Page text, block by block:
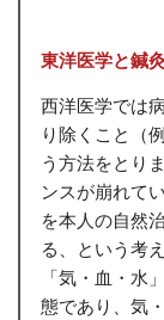
東洋医学と鍼
西洋医学では
り除くこと（
う方法をとり
ンスが崩れて
を本人の自然
る、という考
「気・血・水
態であり、気